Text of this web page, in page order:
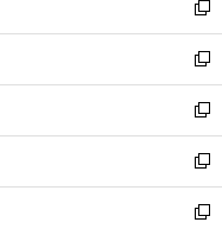
で
開
く
ド
ウ
で
開
く
ィ
ン
ド
ウ
で
開
く
い
ウ
ィ
ン
ド
ウ
で
開
く
新
し
い
ウ
ィ
ン
ド
ウ
で
新
し
い
ウ
ィ
ン
ド
新
し
い
ウ
ィ
新
し
い
新